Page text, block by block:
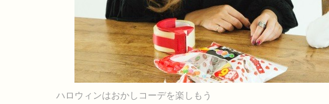
ハロウィンはおかしコーデを楽しもう